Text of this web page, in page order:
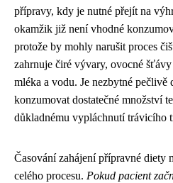
přípravy, kdy je nutné přejít na
okamžik již není vhodné
protože by mohly narušit proces
zahrnuje čiré vývary, ovocné
mléka a vodu. Je nezbytné pečlivě
konzumovat dostatečné množství
důkladnému vypláchnutí trávicího
Časování zahájení přípravné diety
celého procesu. Pokud pacient